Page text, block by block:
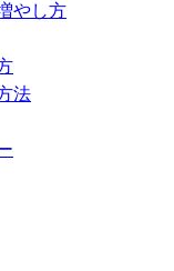
やし方
法